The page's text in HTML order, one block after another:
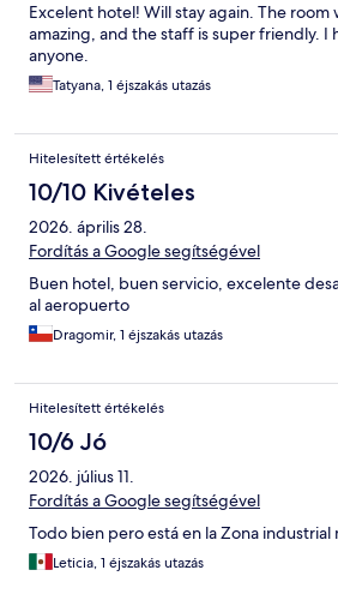
Excelent hotel! Will stay again. The room
amazing, and the staff is super friendly.
anyone.
Tatyana, 1 éjszakás utazás
Hitelesített értékelés
10/10 Kivételes
2026. április 28.
Fordítás a Google segítségével
Buen hotel, buen servicio, excelente
al aeropuerto
Dragomir, 1 éjszakás utazás
Hitelesített értékelés
10/6 Jó
2026. július 11.
Fordítás a Google segítségével
Todo bien pero está en la Zona
Leticia, 1 éjszakás utazás